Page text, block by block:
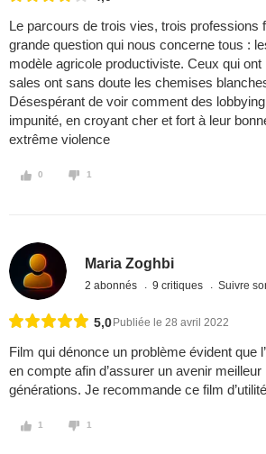
Le parcours de trois vies, trois professions
grande question qui nous concerne tous :
modèle agricole productiviste. Ceux qui
sales ont sans doute les chemises
Désespérant de voir comment des
impunité, en croyant cher et fort à leur
extrême violence
0 1
Maria Zoghbi
2 abonnés 9 critiques Suivre
5,0 Publiée le 28 avril 2022
Film qui dénonce un problème évident que
en compte afin d’assurer un avenir
générations. Je recommande ce film
1 1